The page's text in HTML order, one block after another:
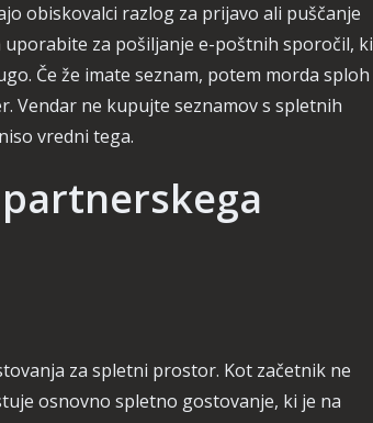
obiskovalci razlog za prijavo ali puščanje
za pošiljanje e-poštnih sporočil, ki
Če že imate seznam, potem morda sploh
Vendar ne kupujte seznamov s spletnih
vredni tega.
za spletni prostor. Kot začetnik ne
osnovno spletno gostovanje, ki je na